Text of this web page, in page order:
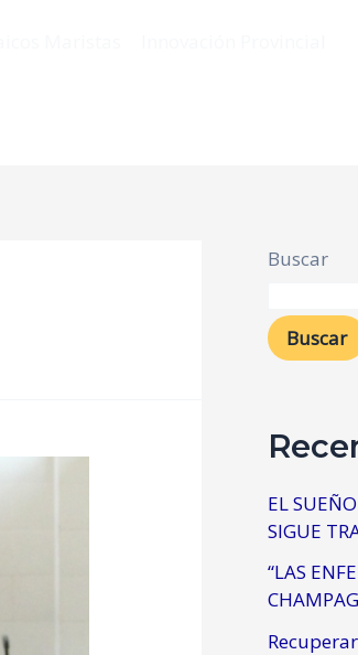
Buscar
Buscar
EL
SIGUE
“LAS